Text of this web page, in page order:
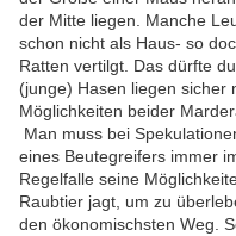
der Mitte liegen. Manche
schon nicht als Haus- so
Ratten vertilgt. Das dürfte
(junge) Hasen liegen sicher
Möglichkeiten beider
Man muss bei
eines Beutegreifers immer
Regelfalle seine
Raubtier jagt, um zu
den ökonomischsten Weg.